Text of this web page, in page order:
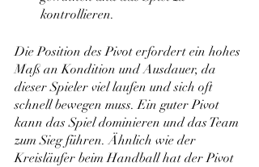
kontrollieren.
Die Position des Pivot erfordert ein hohes
Maß an Kondition und Ausdauer, da
dieser Spieler viel laufen und sich oft
schnell bewegen muss. Ein guter Pivot
kann das Spiel dominieren und das Team
zum Sieg führen. Ähnlich wie der
Kreisläufer beim Handball hat der Pivot